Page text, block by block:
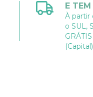
E TEM
À partir
o SUL,